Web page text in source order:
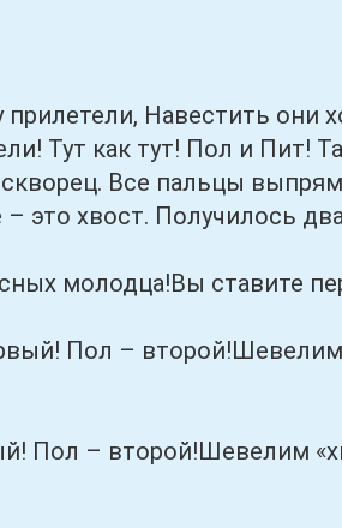
Навестить они
Тут как тут! Пол и Пит!
Все пальцы
это хвост. Получилось
молодца!Вы ставите
Пол –
– второй!Шевелим